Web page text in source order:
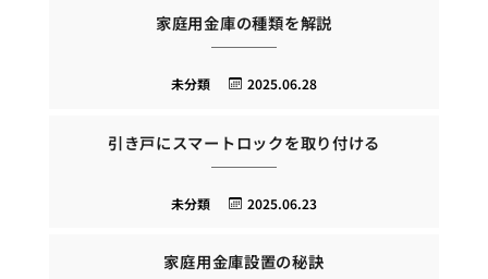
家庭用金庫の種類を解説
2025.06.28
未分類
引き戸にスマートロックを取り付ける
2025.06.23
未分類
家庭用金庫設置の秘訣